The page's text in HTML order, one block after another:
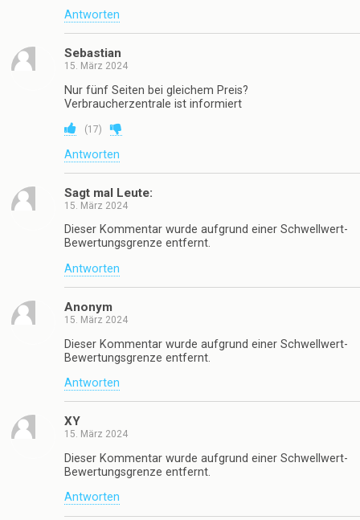
Antworten
Sebastian
15. März 2024
Nur fünf Seiten bei gleichem Preis?
Verbraucherzentrale ist informiert
(17)
Antworten
Sagt mal Leute:
15. März 2024
Dieser Kommentar wurde aufgrund einer Schwellwert-
Bewertungsgrenze entfernt.
Antworten
Anonym
15. März 2024
Dieser Kommentar wurde aufgrund einer Schwellwert-
Bewertungsgrenze entfernt.
Antworten
XY
15. März 2024
Dieser Kommentar wurde aufgrund einer Schwellwert-
Bewertungsgrenze entfernt.
Antworten